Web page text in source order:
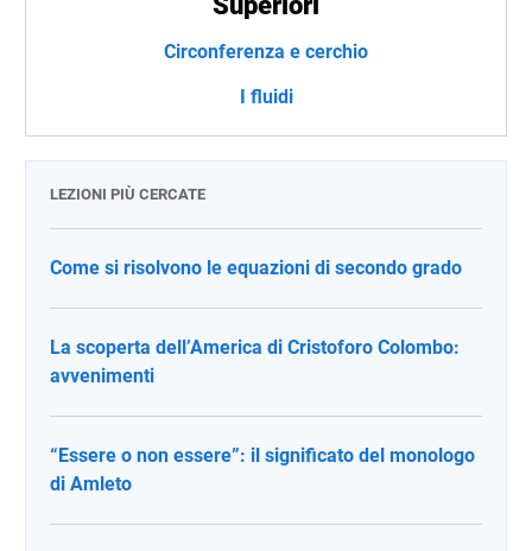
Circonferenza e cerchio
I fluidi
LEZIONI PIÙ CERCATE
Come si risolvono le equazioni di secondo grado
La scoperta dell’America di Cristoforo Colombo:
avvenimenti
“Essere o non essere”: il significato del monologo
di Amleto